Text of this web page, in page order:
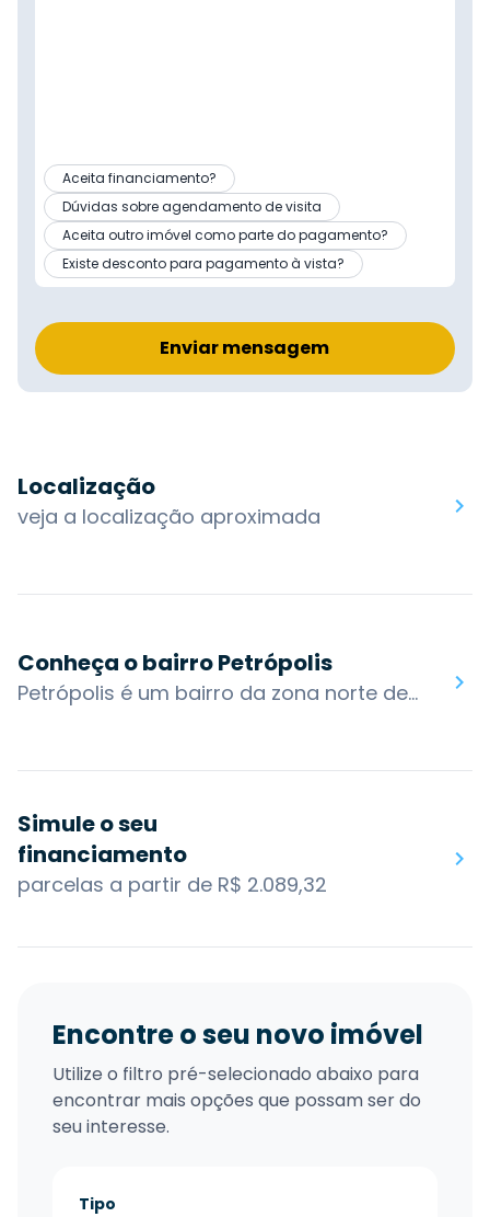
Aceita financiamento?
Dúvidas sobre agendamento de visita
Aceita outro imóvel como parte do pagamento?
Existe desconto para pagamento à vista?
Enviar mensagem
Localização
veja a localização aproximada
Conheça o bairro Petrópolis
Petrópolis é um bairro da zona norte de Porto Alegre, o bairro se desenvolveu a partir de um eixo que se localizava entre duas estradas rurais que saíam de Porto Alegre em direção à Viamão e Gravataí, caminho que hoje corresponde à Av. Protásio Alves. O bairro tornou-se famoso pelo seu clima mais ameno e áreas verdes, aspectos naturais que atraíram moradores da classe média em ascensão.Estão localizados no bairro alguns dos clubes mais conhecidos da capital, como Grêmio Náutico União e o Petrópolis Tênis Clube. Atualmente o bairro Petrópolis é independente do centro da cidade, contando com um comércio ativo e variado, que se estende ao longo da Avenida Protásio Alves.O bairro também possui acesso por algumas das principais vias da cidade: Av. Carlos Gomes, Av. Nilópolis, Av. Protásio Alves, Av. Sen. Tarso Dutra, R. Prof. Cristiano Fischer, Av. Cel. Lucas de Oliveira. Os bairros nos arredores são: Três Figueiras, Jardim do Salso, Jardim Botânico, Santana, Santa Cecília, Bela Vista e Boa Vista.Você encontra no bairro Petrópolis: Grêmio Náutico União, Praça Dr. João Petersen Jr, Praça Tamandaré, Parrilla Del Sur, Pizzaria Nono Ludovico, Nacional, Zaffari Protásio Alves, Complex Skatepark, Praça Zenaide, Parque Municipal Ararigbóia.
Simule o seu
financiamento
parcelas a partir de R$ 2.089,32
Encontre o seu novo imóvel
Utilize o filtro pré-selecionado abaixo para
encontrar mais opções que possam ser do
seu interesse.
Tipo